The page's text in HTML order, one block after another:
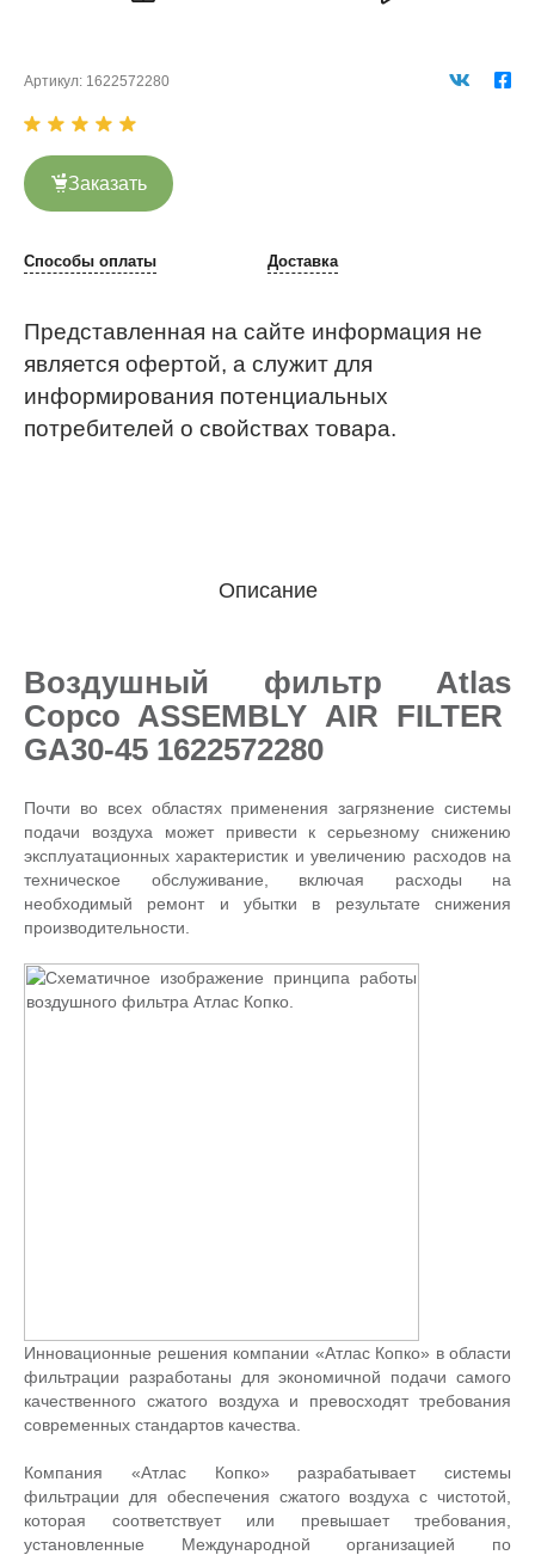
Артикул: 1622572280
Заказать
Способы оплаты Доставка
Представленная на сайте информация не
является офертой, а служит для
информирования потенциальных
потребителей о свойствах товара.
Описание
Воздушный фильтр Atlas
Copco ASSEMBLY AIR FILTER
GA30-45 1622572280
Почти во всех областях применения загрязнение системы
подачи воздуха может привести к серьезному снижению
эксплуатационных характеристик и увеличению расходов на
техническое обслуживание, включая расходы на
необходимый ремонт и убытки в результате снижения
производительности.
Инновационные решения компании «Атлас Копко» в области
фильтрации разработаны для экономичной подачи самого
качественного сжатого воздуха и превосходят требования
современных стандартов качества.
Компания «Атлас Копко» разрабатывает системы
фильтрации для обеспечения сжатого воздуха с чистотой,
которая соответствует или превышает требования,
установленные Международной организацией по